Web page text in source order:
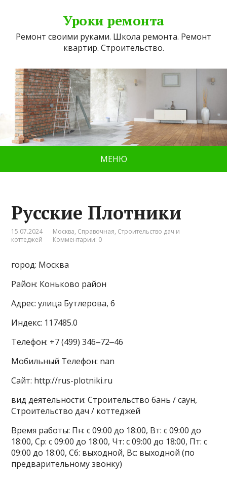
Уроки ремонта
Ремонт своими руками. Школа ремонта. Ремонт
квартир. Строительство.
МЕНЮ
Русские Плотники
15.07.2024 Москва, Справочная, Строительство дач и
коттеджей
Комментарии: 0
город: Москва
Район: Коньково район
Адрес: улица Бутлерова, 6
Индекс: 117485.0
Телефон: +7 (499) 346‒72‒46
Мобильный Телефон: nan
Сайт: http://rus-plotniki.ru
вид деятельности: Строительство бань / саун,
Строительство дач / коттеджей
Время работы: Пн: с 09:00 до 18:00, Вт: с 09:00 до
18:00, Ср: с 09:00 до 18:00, Чт: с 09:00 до 18:00, Пт: с
09:00 до 18:00, Сб: выходной, Вс: выходной (по
предварительному звонку)